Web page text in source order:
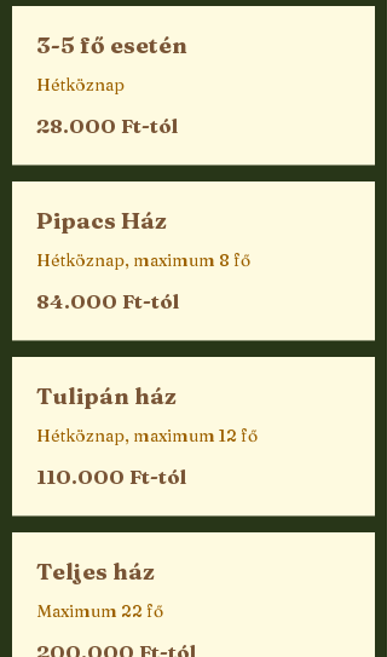
3-5 fő esetén
Hétköznap
28.000 Ft-tól
Pipacs Ház
Hétköznap, maximum 8 fő
84.000 Ft-tól
Tulipán ház
Hétköznap, maximum 12 fő
110.000 Ft-tól
Teljes ház
Maximum 22 fő
200.000 Ft-tól